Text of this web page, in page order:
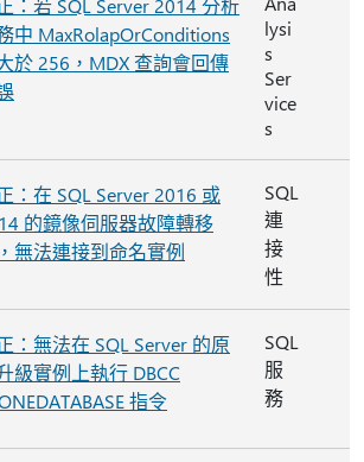
：若 SQL Server 2014 分析
中 MaxRolapOrConditions
於 256，MDX 查詢會回傳
lysi
s
Ser
vice
s
：在 SQL Server 2016 或
的鏡像伺服器故障轉移
無法連接到命名實例
SQL
連
接
性
：無法在 SQL Server 的原
級實例上執行 DBCC
指令
SQL
服
務